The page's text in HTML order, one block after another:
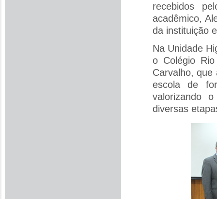
recebidos
acadêmico,
da instituição
Na Unidade
o Colégio
Carvalho,
escola de
valorizando
diversas